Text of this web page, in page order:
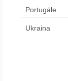
Portugāle
Ukraina